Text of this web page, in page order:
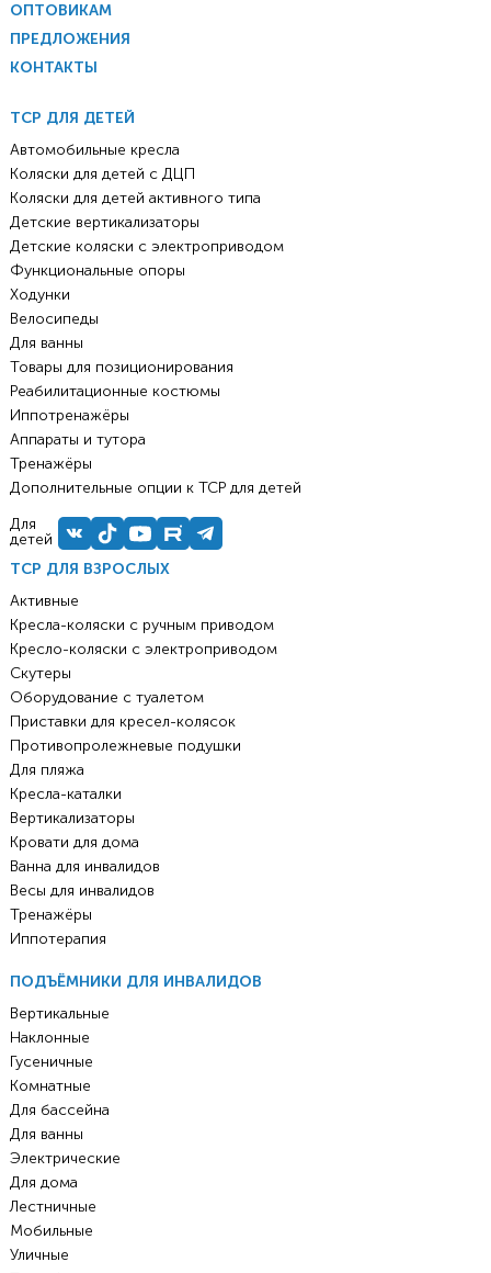
ОПТОВИКАМ
ПРЕДЛОЖЕНИЯ
КОНТАКТЫ
ТСР ДЛЯ ВЗРОСЛЫХ
Активные
Кресла-коляски с ручным приводом
Кресло-коляски с электроприводом
Скутеры
Оборудование с туалетом
Приставки для кресел-колясок
Противопролежневые подушки
Для пляжа
Кресла-каталки
Вертикализаторы
Кровати для дома
Ванна для инвалидов
Весы для инвалидов
Тренажёры
Иппотерапия
ПОДЪЁМНИКИ ДЛЯ ИНВАЛИДОВ
Вертикальные
Наклонные
Гусеничные
Комнатные
Для бассейна
Для ванны
Электрические
Для дома
Лестничные
Мобильные
Уличные
ТСР ДЛЯ ДЕТЕЙ
Автомобильные кресла
Коляски для детей с ДЦП
Коляски для детей активного типа
Детские вертикализаторы
Детские коляски с электроприводом
Функциональные опоры
Ходунки
Велосипеды
Для ванны
Товары для позиционирования
Реабилитационные костюмы
Иппотренажёры
Аппараты и тутора
Тренажёры
Дополнительные опции к ТСР для детей
Для
детей